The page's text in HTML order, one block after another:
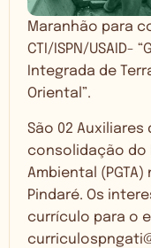
Maranhão para
CTI/ISPN/USAID-
Integrada de
Oriental”.
São 02
consolidação do
Ambiental
Pindaré. Os
currículo para o